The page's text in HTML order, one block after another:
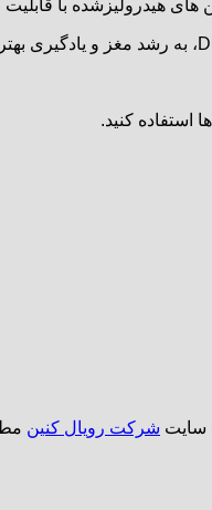
استفاده کنید.
سایت شرکت رویال کنین